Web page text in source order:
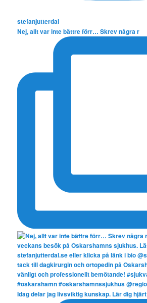
stefanjutterdal
Nej, allt var inte bättre förr… Skrev några r
Idag delar jag livsviktig kunskap. Lär dig hjärt